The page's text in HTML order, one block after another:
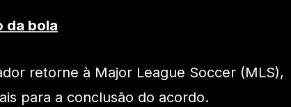
da bola
retorne à Major League Soccer (MLS),
para a conclusão do acordo.